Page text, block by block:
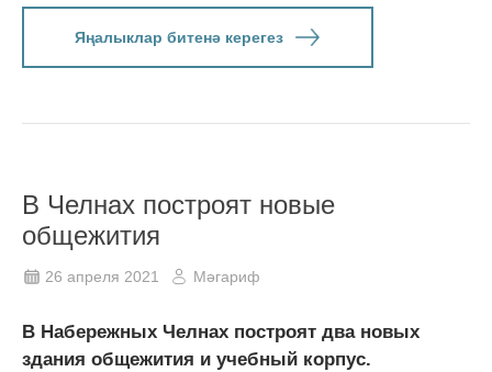
Яңалыклар битенә керегез
В Челнах построят новые
общежития
26 апреля 2021 Мәгариф
В Набережных Челнах построят два новых
здания общежития и учебный корпус.